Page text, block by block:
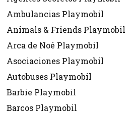
Ambulancias Playmobil
Animals & Friends Playmobil
Arca de Noé Playmobil
Asociaciones Playmobil
Autobuses Playmobil
Barbie Playmobil
Barcos Playmobil